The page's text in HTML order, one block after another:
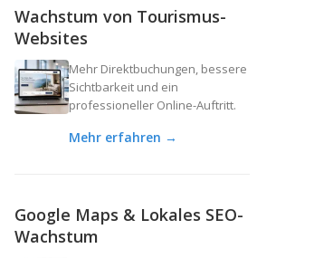
Wachstum von Tourismus-
Websites
Mehr Direktbuchungen, bessere
Sichtbarkeit und ein
professioneller Online-Auftritt.
Mehr erfahren →
Google Maps & Lokales SEO-
Wachstum